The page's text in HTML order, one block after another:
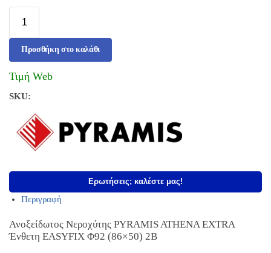
Προσθήκη στο καλάθι
Τιμή Web
SKU:
Ερωτήσεις; καλέστε μας!
Περιγραφή
Ανοξείδωτος Νεροχύτης PYRAMIS ATHENA EXTRA
Ένθετη EASYFIX Φ92 (86×50) 2B